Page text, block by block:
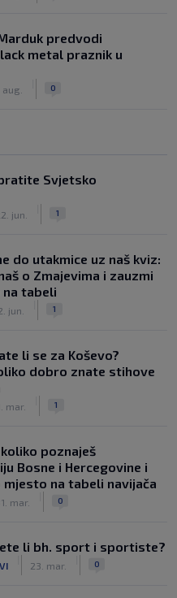
predvodi
metal praznik u
aug. 0
Svjetsko
jun. 1
do utakmice uz naš kviz:
o Zmajevima i zauzmi
tabeli
jun. 1
li se za Koševo?
dobro znate stihove
mar. 1
koliko poznaješ
Bosne i Hercegovine i
na tabeli navijača
mar. 0
li bh. sport i sportiste?
23. mar. 0